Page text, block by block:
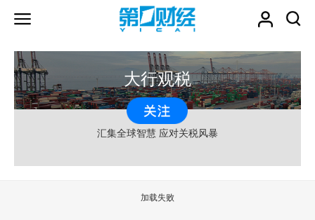
大行观税
汇集全球智慧 应对关税风暴
加载失败